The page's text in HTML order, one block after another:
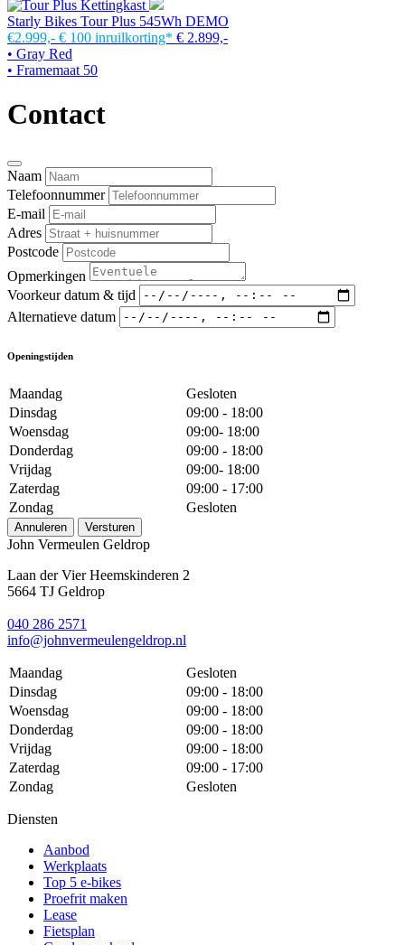
Starly Bikes Tour Plus 545Wh DEMO
€2.999,- € 100 inruilkorting* € 2.899,-
• Gray Red
• Framemaat 50
Contact
Naam
Telefoonnummer
E-mail
Adres
Postcode
Opmerkingen
Voorkeur datum & tijd
Alternatieve datum
Openingstijden
Maandag
Gesloten
Dinsdag
09:00 - 18:00
Woensdag
09:00- 18:00
Donderdag
09:00 - 18:00
Vrijdag
09:00- 18:00
Zaterdag
09:00 - 17:00
Zondag
Gesloten
Annuleren Versturen
John Vermeulen Geldrop
Laan der Vier Heemskinderen 2
5664 TJ Geldrop
040 286 2571
info@johnvermeulengeldrop.nl
Maandag
Gesloten
Dinsdag
09:00 - 18:00
Woensdag
09:00 - 18:00
Donderdag
09:00 - 18:00
Vrijdag
09:00 - 18:00
Zaterdag
09:00 - 17:00
Zondag
Gesloten
Diensten
Aanbod
Werkplaats
Top 5 e-bikes
Proefrit maken
Lease
Fietsplan